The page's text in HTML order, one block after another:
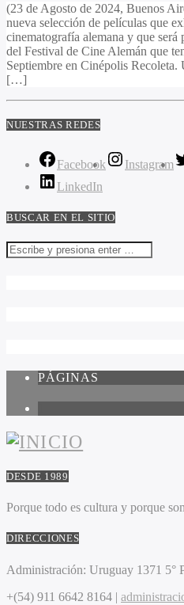
(23 de Agosto de 2024, Buenos
nueva selección de películas que
cinematografía alemana y que será
del Festival de Cine Alemán que
Septiembre en Cinépolis
[…]
NUESTRAS REDES
Facebook Instagram
LinkedIn
BUSCAR EN EL SITIO
PÁGINAS
DESDE 1989
Porque todo es cultura y porque
DIRECCIONES
Administración: Uruguay 1371 5°
+(54) 911 6642 8164 |